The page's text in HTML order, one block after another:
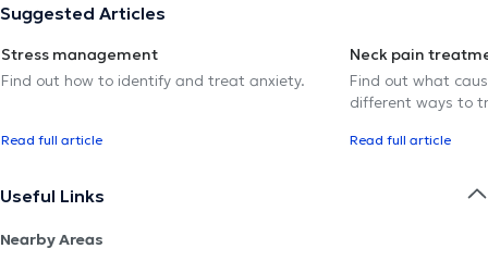
Suggested Articles
Stress management
Find out how to identify and treat anxiety.
Read full article
Neck pain
Find out what
different ways to
Read full article
Useful Links
Nearby Areas